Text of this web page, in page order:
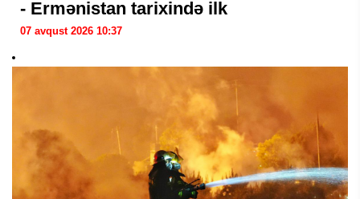
- Ermənistan tarixində ilk
07 avqust 2026 10:37